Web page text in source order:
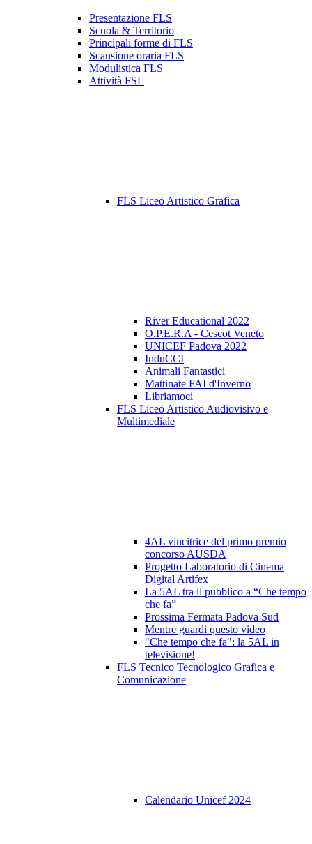
Presentazione FLS
Scuola & Territorio
Principali forme di FLS
Scansione oraria FLS
Modulistica FLS
Attività FSL
FLS Liceo Artistico Grafica
River Educational 2022
O.P.E.R.A - Cescot Veneto
UNICEF Padova 2022
InduCCI
Animali Fantastici
Mattinate FAI d'Inverno
Libriamoci
FLS Liceo Artistico Audiovisivo e
Multimediale
4AL vincitrice del primo premio
concorso AUSDA
Progetto Laboratorio di Cinema
Digital Artifex
La 5AL tra il pubblico a “Che tempo
che fa”
Prossima Fermata Padova Sud
Mentre guardi questo video
"Che tempo che fa": la 5AL in
televisione!
FLS Tecnico Tecnologico Grafica e
Comunicazione
Calendario Unicef 2024